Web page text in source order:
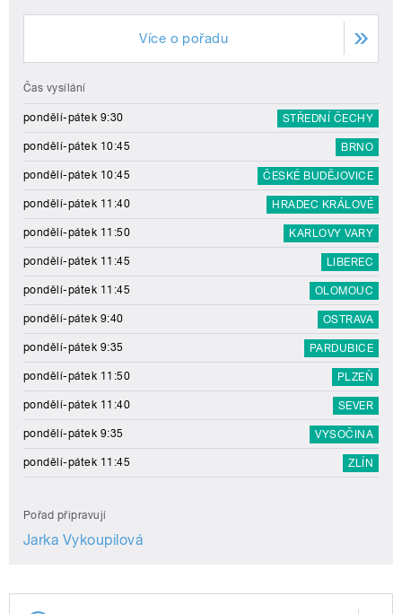
Více o pořadu
Čas vysílání
pondělí-pátek 9:30 STŘEDNÍ ČECHY
pondělí-pátek 10:45 BRNO
pondělí-pátek 10:45 ČESKÉ BUDĚJOVICE
pondělí-pátek 11:40 HRADEC KRÁLOVÉ
pondělí-pátek 11:50 KARLOVY VARY
pondělí-pátek 11:45 LIBEREC
pondělí-pátek 11:45 OLOMOUC
pondělí-pátek 9:40 OSTRAVA
pondělí-pátek 9:35 PARDUBICE
pondělí-pátek 11:50 PLZEŇ
pondělí-pátek 11:40 SEVER
pondělí-pátek 9:35 VYSOČINA
pondělí-pátek 11:45 ZLÍN
Pořad připravují
Jarka Vykoupilová